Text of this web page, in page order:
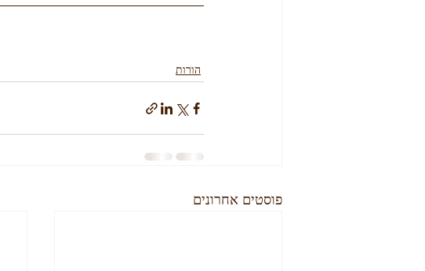
הורות
פוסטים אחרונים